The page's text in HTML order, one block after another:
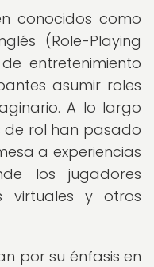
conocidos como
(Role-Playing
entretenimiento
asumir roles
A lo largo
de rol han pasado
a experiencias
los jugadores
virtuales y otros
por su énfasis en